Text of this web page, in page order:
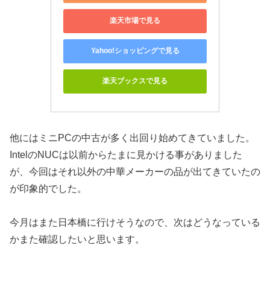
楽天市場で見る
Yahoo!ショッピングで見る
楽天ブックスで見る
他にはミニPCの中古が多く出回り始めてきていました。
IntelのNUCは以前からたまに見かける事がありました
が、今回はそれ以外の中華メーカーの品が出てきていたの
が印象的でした。
今月はまた日本橋に行けそうなので、次はどうなっている
かまた確認したいと思います。